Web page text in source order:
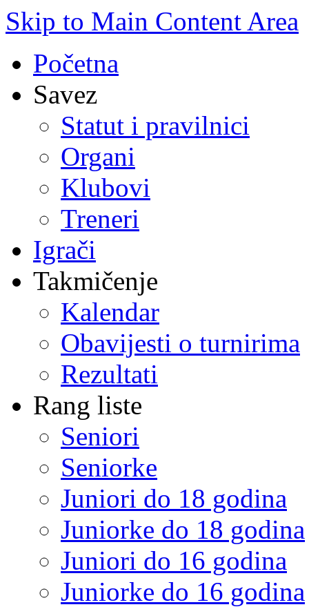
Skip to Main Content Area
Početna
Savez
Statut i pravilnici
Organi
Klubovi
Treneri
Igrači
Takmičenje
Kalendar
Obavijesti o turnirima
Rezultati
Rang liste
Seniori
Seniorke
Juniori do 18 godina
Juniorke do 18 godina
Juniori do 16 godina
Juniorke do 16 godina